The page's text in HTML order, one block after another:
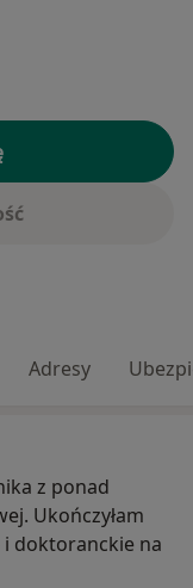
Adresy
z ponad
Ukończyłam
doktoranckie na